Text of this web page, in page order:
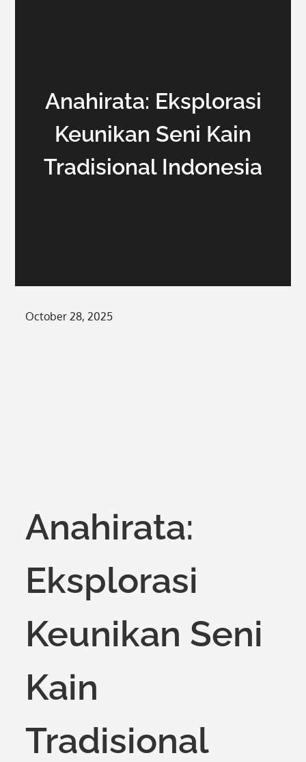
Anahirata: Eksplorasi
Keunikan Seni Kain
Tradisional Indonesia
Posted
October 28, 2025
Anahirata:
Eksplorasi
Keunikan Seni
Kain
Tradisional